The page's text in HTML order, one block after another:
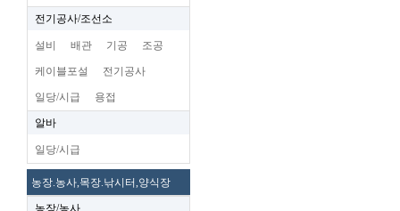
전기공사/조선소
설비 배관 기공 조공
케이블포설 전기공사
일당/시급 용접
알바
일당/시급
농장.농사,목장.낚시터,양식장
농장/농사